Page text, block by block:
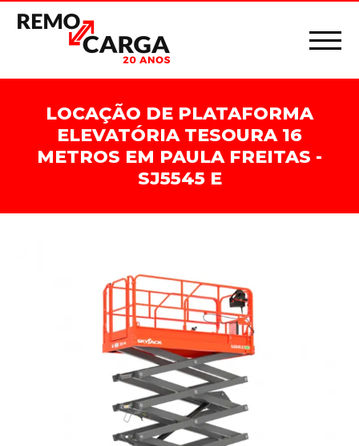
LOCAÇÃO DE PLATAFORMA
ELEVATÓRIA TESOURA 16
METROS EM PAULA FREITAS -
SJ5545 E